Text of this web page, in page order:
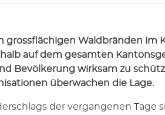
grossflächigen Waldbränden im
auf dem gesamten
Bevölkerung wirksam zu
überwachen die Lage.
der vergangenen Tage
Objekte